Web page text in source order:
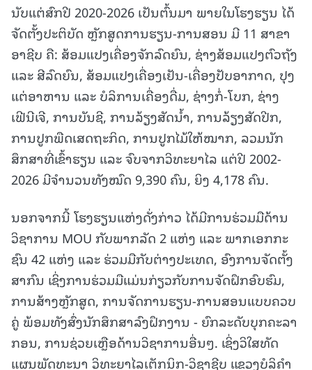
ນັບແຕ່ສົກປີ 2020-2026 ເປັນຕົ້ນມາ ພາຍໃນໂຮງຮຽນ ໄດ້
ຈັດຕັ້ງປະຕິບັດ ຫຼັກສູດການຮຽນ-ການສອນ ມີ 11 ສາຂາ
ອາຊີບ ຄື: ສ້ອມແປງເຄື່ອງຈັກລົດຍົນ, ຊ່າງສ້ອມແປງຕົວຖັງ
ແລະ ສີລົດຍົນ, ສ້ອມແປງເຄື່ອງເຢັນ-ເຄື່ອງປັບອາກາດ, ປຸງ
ແຕ່ອາຫານ ແລະ ບໍລິການເຄື່ອງດື່ມ, ຊ່າງກໍ່-ໂບກ, ຊ່າງ
ເຟີນີເຈີ, ການບັນຊີ, ການລ້ຽງສັດນ້ຳ, ການລ້ຽງສັດປີກ,
ການປູກພືດເສດຖະກິດ, ການປູກໄມ້ໃຫ້ໝາກ, ລວມນັກ
ສຶກສາທີ່ເຂົ້າຮຽນ ແລະ ຈົບຈາກວິທະຍາໄລ ແຕ່ປີ 2002-
2026 ມີຈໍານວນທັງໝົດ 9,390 ຄົນ, ຍິງ 4,178 ຄົນ.
ນອກຈາກນີ້ ໂຮງຮຽນແຫ່ງດັ່ງກ່າວ ໄດ້ມີການຮ່ວມມືດ້ານ
ວິຊາການ MOU ກັບພາກລັດ 2 ແຫ່ງ ແລະ ພາກເອກກະ
ຊົນ 42 ແຫ່ງ ແລະ ຮ່ວມມືກັບຕ່າງປະເທດ, ອົງການຈັດຕັ້ງ
ສາກົນ ເຊິ່ງການຮ່ວມມືແມ່ນກ່ຽວກັບການຈັດຝຶກອົບຮົມ,
ການສ້າງຫຼັກສູດ, ການຈັດການຮຽນ-ການສອນແບບຄວບ
ຄູ່ ພ້ອມທັງສົ່ງນັກສຶກສາລົງຝຶກງານ - ຍົກລະດັບບຸກຄະລາ
ກອນ, ການຊ່ວຍເຫຼືອດ້ານວິຊາການອື່ນໆ. ເຊິ່ງວິໃສທັດ
ແຜນພັດທະນາ ວິທະຍາໄລເຕັກນິກ-ວິຊາຊີບ ແຂວງບໍລິຄຳ